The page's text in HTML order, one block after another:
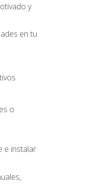
y
en tu
o
e instalar